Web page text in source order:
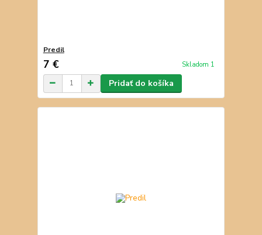
Predil
7 € Skladom 1
Pridať do košíka